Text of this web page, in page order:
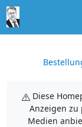
Diese
Anzeigen zu
Medien